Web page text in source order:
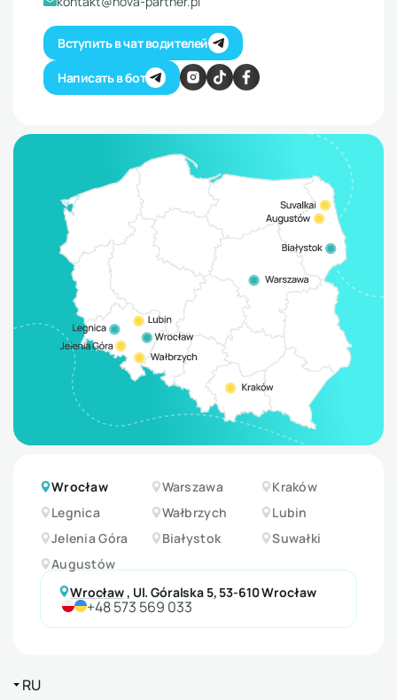
Вступить в чат водителей
Написать в бот
Wrocław Warszawa
Kraków
Legnica
Wałbrzych
Lubin
Jelenia Góra
Białystok
Suwałki
Augustów
Wrocław, Ul. Góralska 5, 53-610 Wrocław
+48 573 569 033
RU